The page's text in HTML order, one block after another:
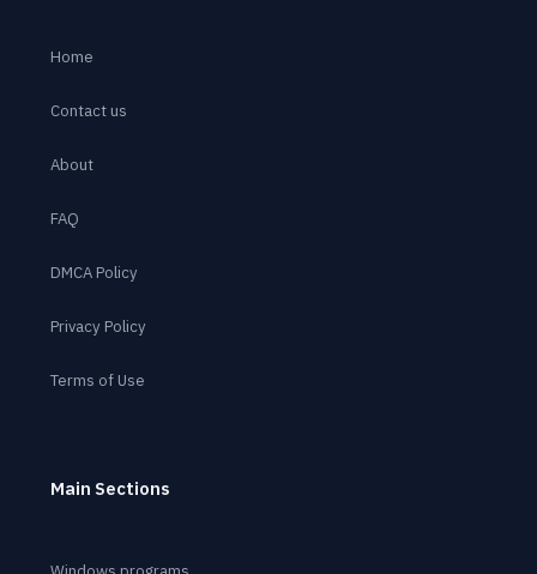
Home
Contact us
About
FAQ
DMCA Policy
Privacy Policy
Terms of Use
Main Sections